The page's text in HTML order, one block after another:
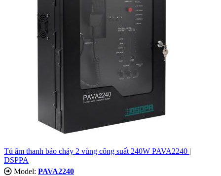
Tủ âm thanh báo cháy 2 vùng công suất 240W PAVA2240 |
DSPPA
Model: PAVA2240